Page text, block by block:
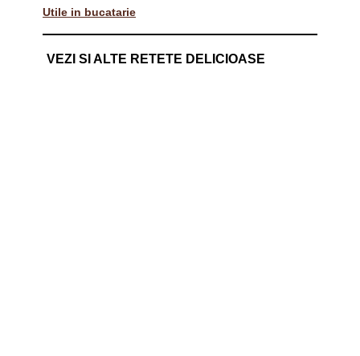
Utile in bucatarie
VEZI SI ALTE RETETE DELICIOASE